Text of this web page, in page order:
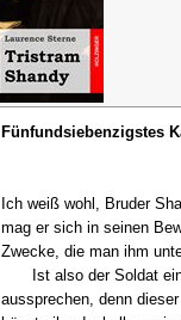
Fünfundsiebenzigstes
Ich weiß wohl, Bruder
mag er sich in seinen
Zwecke, die man ihm
Ist also der Soldat
aussprechen, denn